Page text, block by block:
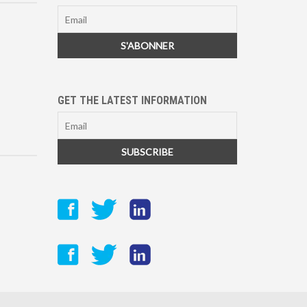
GET THE LATEST INFORMATION